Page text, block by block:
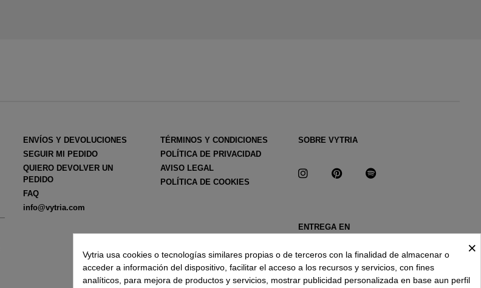
ENVÍOS Y DEVOLUCIONES
SEGUIR MI PEDIDO
QUIERO DEVOLVER UN
PEDIDO
FAQ
info@vytria.com
TÉRMINOS Y CONDICIONES
POLÍTICA DE PRIVACIDAD
AVISO LEGAL
POLÍTICA DE COOKIES
SOBRE VYTRIA
ENTREGA EN
×
Vytria usa cookies o tecnologías similares propias o de terceros con la finalidad de almacenar o
acceder a información del dispositivo, facilitar el acceso a los recursos y servicios, con fines
analíticos, para mejora de productos y servicios, mostrar publicidad personalizada en base aun perfil